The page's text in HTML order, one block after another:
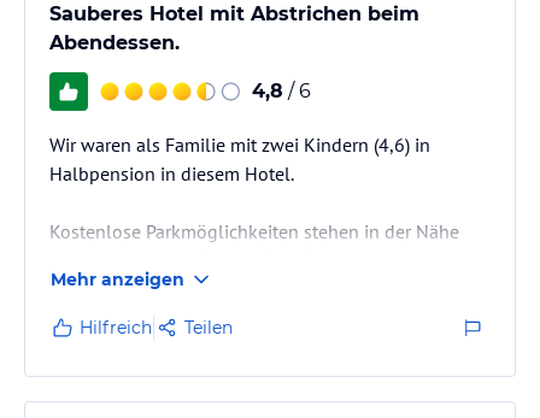
Sauberes Hotel mit Abstrichen beim
Abendessen.
4,8 / 6
Wir waren als Familie mit zwei Kindern (4,6) in
Halbpension in diesem Hotel.
Kostenlose Parkmöglichkeiten stehen in der Nähe
durchweg freundlich und hilfsbereit. Das Frühstück
war gut und bot eine relativ große Auswahl, unter
anderem mit Saft- und Wasserautomaten. Kaffee gab
es aus Nescafé-Automaten im Buffetbereich, der
geschmacklich in Ordnung war. Frisch gemahlener
Mehr anzeigen
Hilfreich Teilen